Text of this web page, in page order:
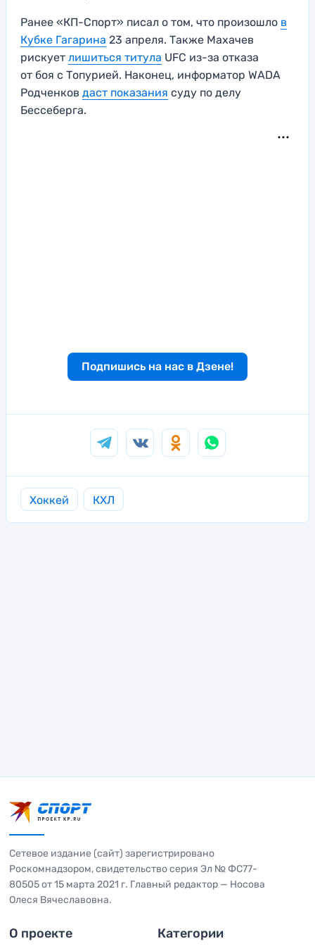
Ранее «КП-Спорт» писал о том, что произошло в
Кубке Гагарина 23 апреля. Также Махачев
рискует лишиться титула UFC из-за отказа
от боя с Топурией. Наконец, информатор WADA
Родченков даст показания суду по делу
Бессеберга.
Подпишись на нас в Дзене!
Хоккей КХЛ
Сетевое издание (сайт) зарегистрировано
Роскомнадзором, свидетельство серия Эл № ФС77-
80505 от 15 марта 2021 г. Главный редактор — Носова
Олеся Вячеславовна.
О проекте Категории